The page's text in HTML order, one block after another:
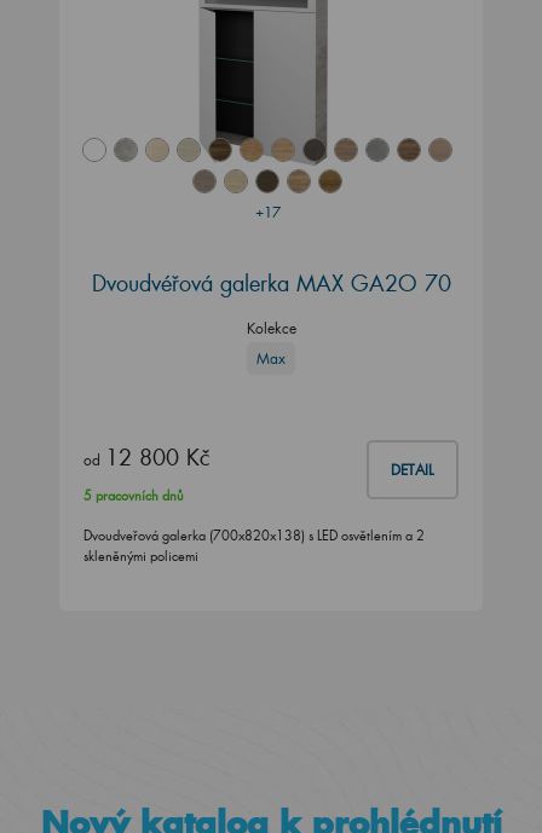
+17
Dvoudvéřová galerka MAX GA2O 70
Kolekce
Max
od 12 800 Kč DETAIL
5 pracovních dnů
Dvoudveřová galerka (700x820x138) s LED osvětlením a 2
skleněnými policemi
Nový katalog k prohlédnutí